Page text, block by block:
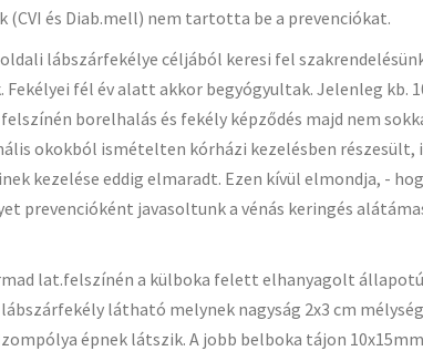
(CVI és Diab.mell) nem tartotta be a prevenciókat.
lábszárfekélye céljából keresi fel
fél év alatt akkor begyógyultak. Jelenleg kb.
borelhalás és fekély képződés majd nem
okokból ismételten kórházi kezelésben
kezelése eddig elmaradt. Ezen kívül elmondja, -
prevencióként javasoltunk a vénás keringés
lat.felszínén a külboka felett elhanyagolt
látható melynek nagyság 2x3 cm
épnek látszik. A jobb belboka tájon